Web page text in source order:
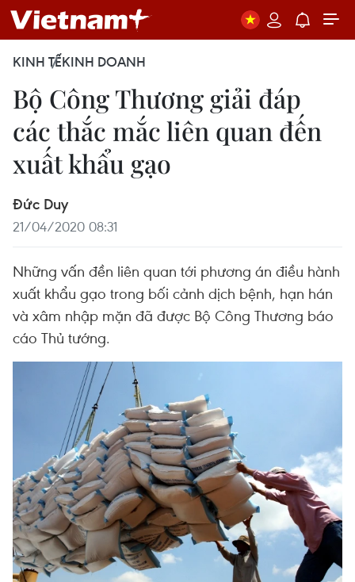
KINH TẾKINH DOANH
Bộ Công Thương giải đáp
các thắc mắc liên quan đến
xuất khẩu gạo
Đức Duy
21/04/2020 08:31
Những vấn đền liên quan tới phương án điều hành
xuất khẩu gạo trong bối cảnh dịch bệnh, hạn hán
và xâm nhập mặn đã được Bộ Công Thương báo
cáo Thủ tướng.